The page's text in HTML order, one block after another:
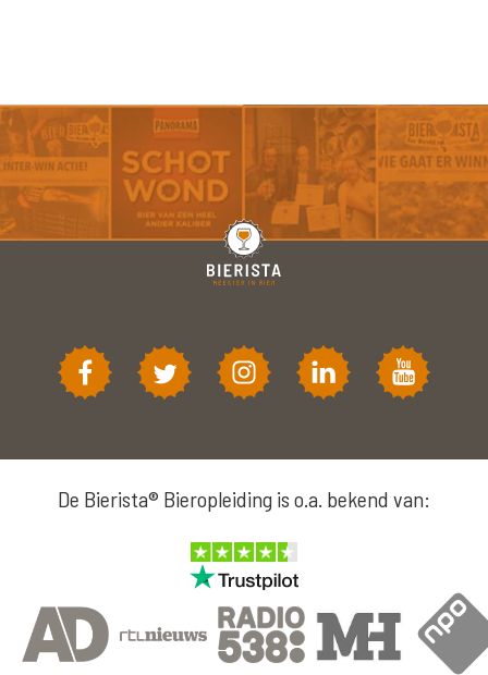
De Bierista® Bieropleiding is o.a. bekend van: